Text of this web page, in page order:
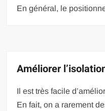
En général, le
Améliorer
Il est très facile
En fait, on a rarement